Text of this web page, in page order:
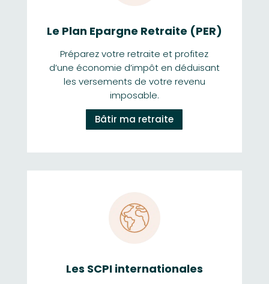
Le Plan Epargne Retraite (PER)
Préparez votre retraite et profitez
d’une économie d’impôt en déduisant
les versements de votre revenu
imposable.
Bâtir ma retraite
Les SCPI internationales